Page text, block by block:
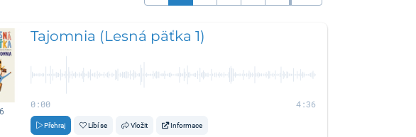
Tajomnia (Lesná päťka 1)
0:00 4:36
Přehraj Líbí se Vložit Informace